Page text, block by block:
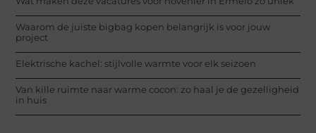
Waarom de juiste bigbag kopen belangrijk is voor jouw
project
Elektrische kachel: stijlvolle warmte voor elk seizoen
Van kille ruimte naar warme cocon: zo haal je de gezelligheid
in huis